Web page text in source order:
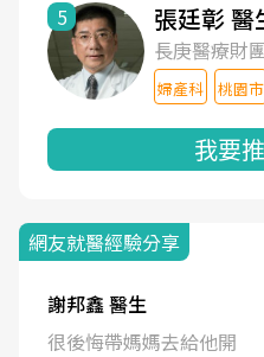
5 張廷彰 醫
長庚醫療財
婦產科 桃園市
我要
網友就醫經驗分享
謝邦鑫 醫生
很後悔帶媽媽去給他開